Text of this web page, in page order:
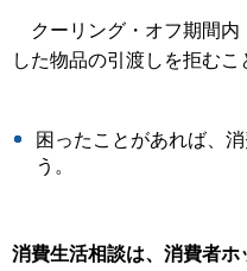
クーリング・オフ期間内
した物品の引渡しを拒むこ
困ったことがあれば、
う。
消費生活相談は、消費者